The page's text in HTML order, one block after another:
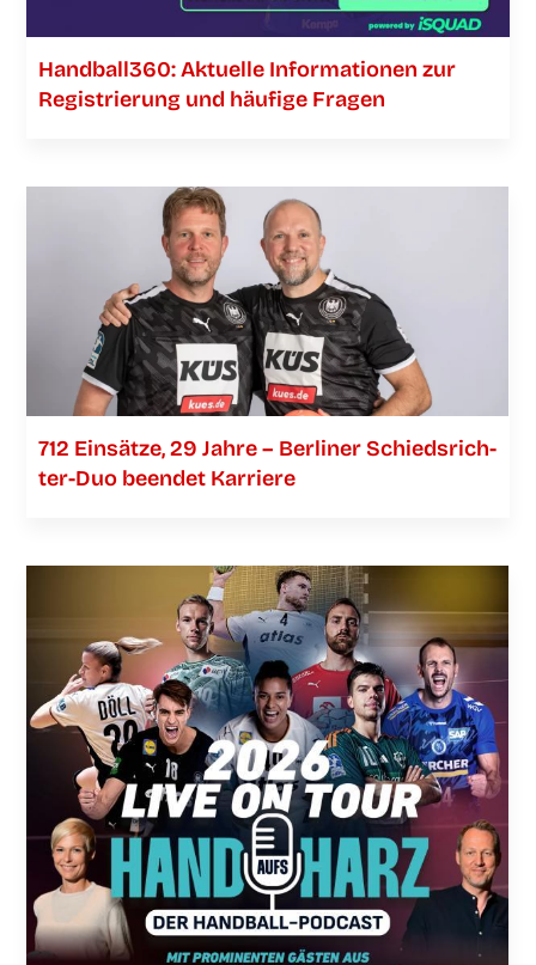
Handball360: Aktu­el­le Infor­ma­tio­nen zur
Regis­trie­rung und häu­fi­ge Fragen
712 Ein­sät­ze, 29 Jah­re – Ber­li­ner Schieds­­­rich­­­
ter-Duo been­det Karriere